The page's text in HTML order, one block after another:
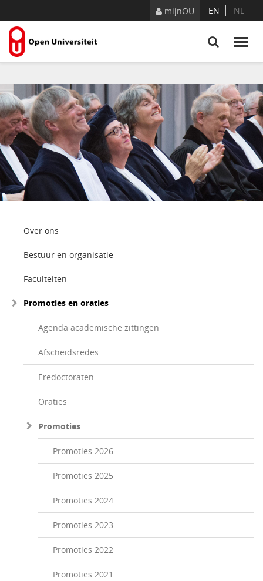
mijnOU EN NL
Over ons
Bestuur en organisatie
Faculteiten
Promoties en oraties
Agenda academische zittingen
Afscheidsredes
Eredoctoraten
Oraties
Promoties
Promoties 2026
Promoties 2025
Promoties 2024
Promoties 2023
Promoties 2022
Promoties 2021